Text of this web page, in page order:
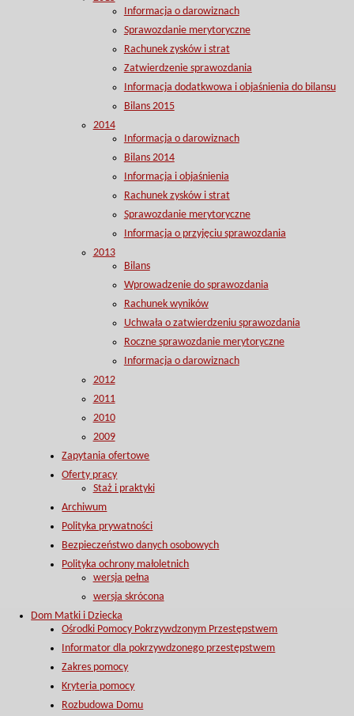
Informacja o darowiznach
Sprawozdanie merytoryczne
Rachunek zysków i strat
Zatwierdzenie sprawozdania
Informacja dodatkwowa i objaśnienia do bilansu
Bilans 2015
2014
Informacja o darowiznach
Bilans 2014
Informacja i objaśnienia
Rachunek zysków i strat
Sprawozdanie merytoryczne
Informacja o przyjęciu sprawozdania
2013
Bilans
Wprowadzenie do sprawozdania
Rachunek wyników
Uchwała o zatwierdzeniu sprawozdania
Roczne sprawozdanie merytoryczne
Informacja o darowiznach
2012
2011
2010
2009
Zapytania ofertowe
Oferty pracy
Staż i praktyki
Archiwum
Polityka prywatności
Bezpieczeństwo danych osobowych
Polityka ochrony małoletnich
wersja pełna
wersja skrócona
Dom Matki i Dziecka
Ośrodki Pomocy Pokrzywdzonym Przestępstwem
Informator dla pokrzywdzonego przestępstwem
Zakres pomocy
Kryteria pomocy
Rozbudowa Domu